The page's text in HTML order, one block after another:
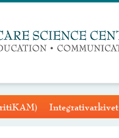
Integrativarkivet